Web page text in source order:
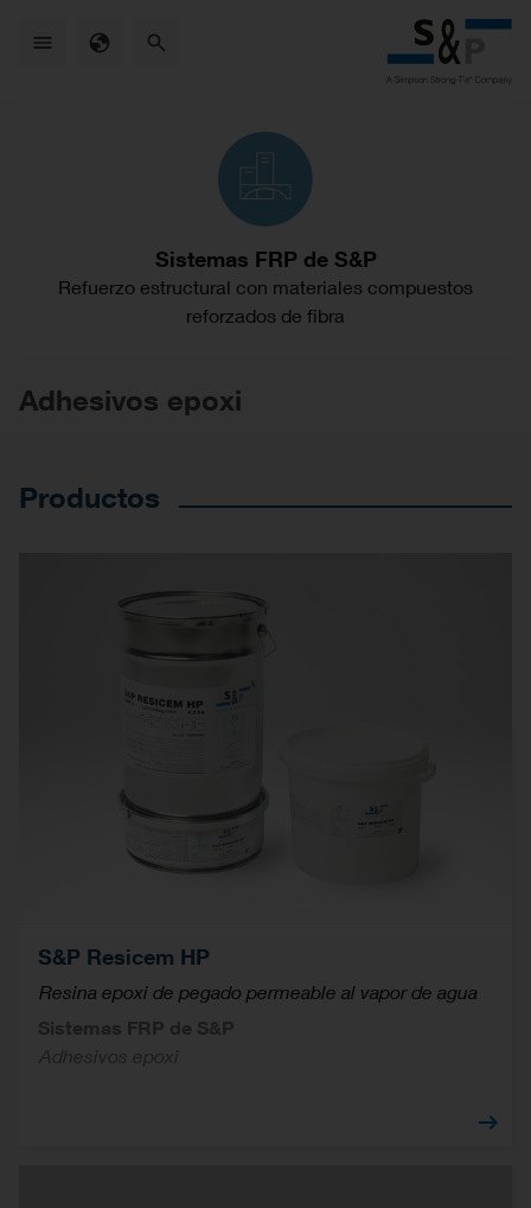
Sistemas FRP de S&P
Refuerzo estructural con materiales compuestos
reforzados de fibra
Adhesivos epoxi
Productos
S&P Resicem HP
Resina epoxi de pegado permeable al vapor de agua
Sistemas FRP de S&P
Adhesivos epoxi